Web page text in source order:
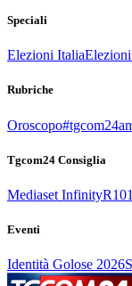
Speciali
Elezioni Italia
Rubriche
Oroscopo
Tgcom24 Consiglia
Mediaset InfinityR101
Eventi
Identità Golose 2026